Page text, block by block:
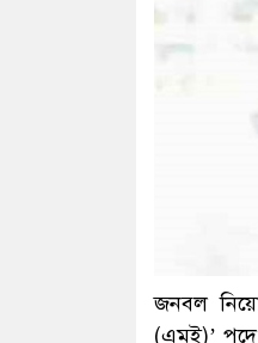
জনবল
(এমই)’ পদে